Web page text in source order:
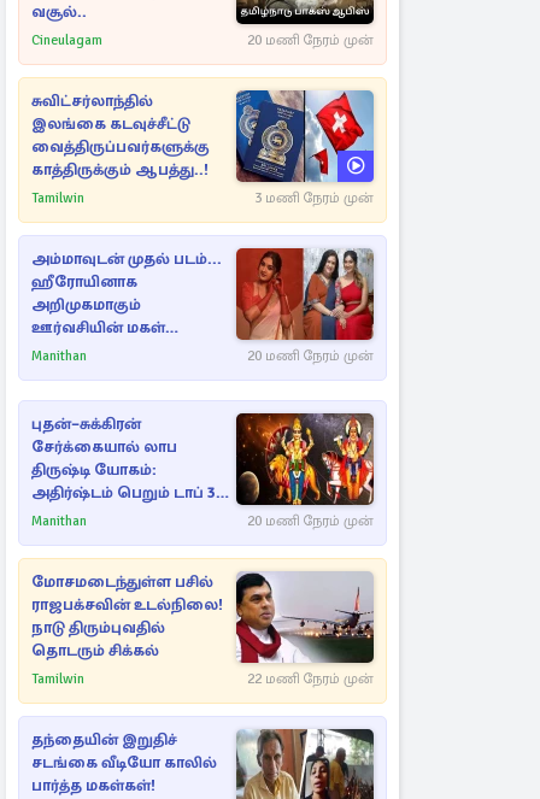
வசூல்..
Cineulagam 20 மணி நேரம் முன்
சுவிட்சர்லாந்தில்
இலங்கை கடவுச்சீட்டு
வைத்திருப்பவர்களுக்கு
காத்திருக்கும் ஆபத்து..!
Tamilwin 3 மணி நேரம் முன்
அம்மாவுடன் முதல் படம்...
ஹீரோயினாக
அறிமுகமாகும்
ஊர்வசியின் மகள்
தேஜலட்சுமி!
Manithan 20 மணி நேரம் முன்
புதன்–சுக்கிரன்
சேர்க்கையால் லாப
திருஷ்டி யோகம்:
அதிர்ஷ்டம் பெறும் டாப் 3
ராசிகள்!
Manithan 20 மணி நேரம் முன்
மோசமடைந்துள்ள பசில்
ராஜபக்சவின் உடல்நிலை!
நாடு திரும்புவதில்
தொடரும் சிக்கல்
Tamilwin 22 மணி நேரம் முன்
தந்தையின் இறுதிச்
சடங்கை வீடியோ காலில்
பார்த்த மகள்கள்!